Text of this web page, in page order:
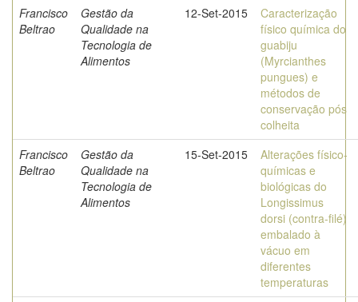
Francisco
Beltrao
Gestão da
Qualidade na
Tecnologia de
Alimentos
12-Set-2015
Caracterização
físico química do
guabiju
(Myrcianthes
pungues) e
métodos de
conservação pós
colheita
Francisco
Beltrao
Gestão da
Qualidade na
Tecnologia de
Alimentos
15-Set-2015
Alterações físico-
químicas e
biológicas do
Longissimus
dorsi (contra-filé)
embalado à
vácuo em
diferentes
temperaturas